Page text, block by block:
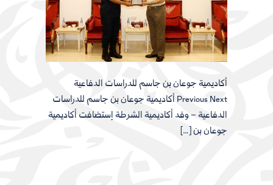
أكاديمية جوعان بن جاسم للدراسات الدفاعية
Previous Next أكاديمية جوعان بن جاسم للدراسات
الدفاعية – وفد أكاديمية الشرطة إستضافت أكاديمية
جوعان بن […]